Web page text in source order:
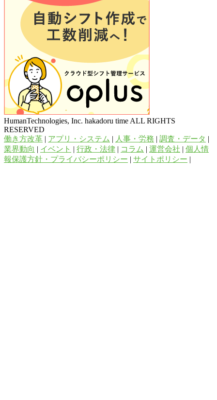
HumanTechnologies, Inc. hakadoru time ALL RIGHTS
RESERVED
働き方改革 | アプリ・システム | 人事・労務 | 調査・データ |
業界動向 | イベント | 行政・法律 | コラム | 運営会社 | 個人情
報保護方針・プライバシーポリシー | サイトポリシー |